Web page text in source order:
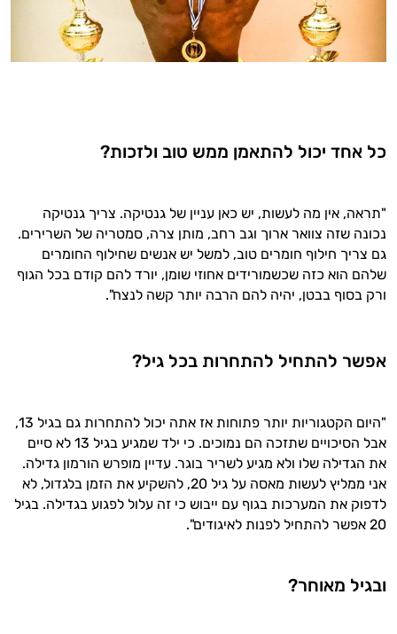
כל אחד יכול להתאמן ממש טוב ולזכות?
"תראה, אין מה לעשות, יש כאן עניין של גנטיקה. צריך גנטיקה
נכונה שזה צוואר ארוך וגב רחב, מותן צרה, סמטריה של השרירים.
גם צריך חילוף חומרים טוב, למשל יש אנשים שחילוף החומרים
שלהם הוא כזה שכשמורידים אחוזי שומן, יורד להם קודם בכל הגוף
ורק בסוף בבטן, יהיה להם הרבה יותר קשה לנצח".
אפשר להתחיל להתחרות בכל גיל?
"היום הקטגוריות יותר פתוחות אז אתה יכול להתחרות גם בגיל 13,
אבל הסיכויים שתזכה הם נמוכים. כי ילד שמגיע בגיל 13 לא סיים
את הגדילה שלו ולא מגיע לשריר בוגר. עדיין מופרש הורמון גדילה.
אני ממליץ לעשות מאסה על גיל 20, להשקיע את הזמן בלגדול, לא
לדפוק את המערכות בגוף עם ייבוש כי זה עלול לפגוע בגדילה. בגיל
20 אפשר להתחיל לפנות לאיגודים".
ובגיל מאוחר?
היי,
התשובות שלי מבוססות על מאגרי מידע קליניים
וספרות מקצועית בתחומי הרפואה הטבעית
ותזונת הספורט.
אני כאן כדי לעזור לך להתאים את תוספי
התזונה ומוצרי הבריאות המדויקים למטרות
יום וגם בתחום הכושר והספורט.
אישיות מבוססות מדעית.
זה הזמן להתחיל. איך אוכל לעזור?